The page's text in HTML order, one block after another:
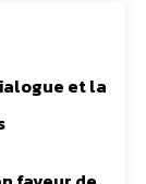
et la